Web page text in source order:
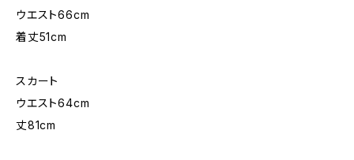
ウエスト66cm
着丈51cm
スカート
ウエスト64cm
丈81cm